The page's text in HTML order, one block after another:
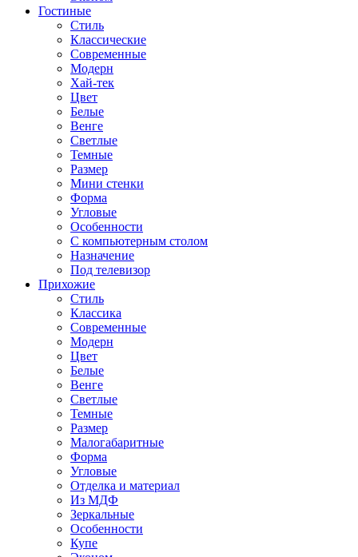
Гостиные
Стиль
Классические
Современные
Модерн
Хай-тек
Цвет
Белые
Венге
Светлые
Темные
Размер
Мини стенки
Форма
Угловые
Особенности
С компьютерным столом
Назначение
Под телевизор
Прихожие
Стиль
Классика
Современные
Модерн
Цвет
Белые
Венге
Светлые
Темные
Размер
Малогабаритные
Форма
Угловые
Отделка и материал
Из МДФ
Зеркальные
Особенности
Купе